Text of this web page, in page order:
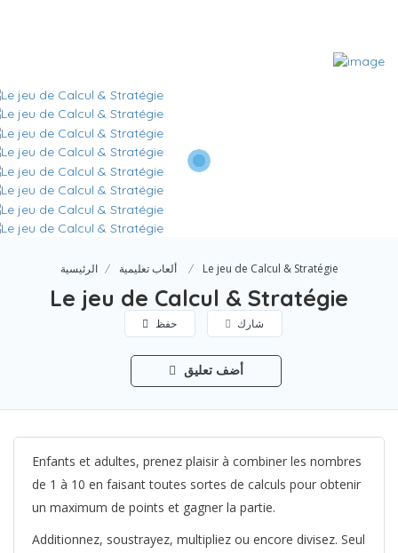
الرئيسية ألعاب تعليمية Le jeu de Calcul & Stratégie
Le jeu de Calcul & Stratégie
حفظ شارك
أضف تعليق
Enfants et adultes, prenez plaisir à combiner les nombres
de 1 à 10 en faisant toutes sortes de calculs pour obtenir
un maximum de points et gagner la partie.
Additionnez, soustrayez, multipliez ou encore divisez. Seul